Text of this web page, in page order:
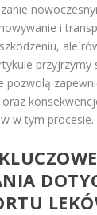
i
ale
przyjrzymy
pozwolą
w tym procesie.